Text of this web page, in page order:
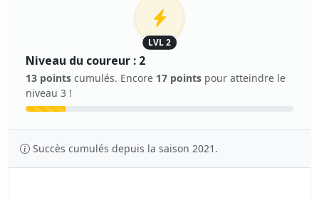
LVL 2
Niveau du coureur : 2
13 points cumulés. Encore 17 points pour atteindre le
niveau 3 !
Succès cumulés depuis la saison 2021.